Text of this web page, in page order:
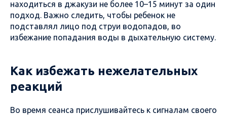
находиться в джакузи не более 10–15 минут за один
подход. Важно следить, чтобы ребенок не
подставлял лицо под струи водопадов, во
избежание попадания воды в дыхательную систему.
Как избежать нежелательных
реакций
Во время сеанса прислушивайтесь к сигналам своего